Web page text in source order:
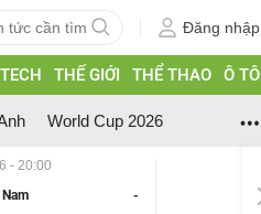
Đăng nhập
THẾ GIỚI THỂ THAO Ô TÔ
World Cup 2026
- 20:00
-